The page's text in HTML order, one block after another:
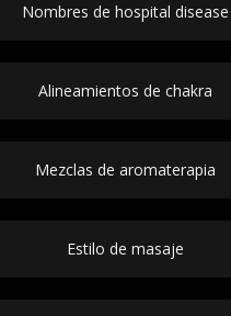
Nombres de hospital disease
Alineamientos de chakra
Mezclas de aromaterapia
Estilo de masaje